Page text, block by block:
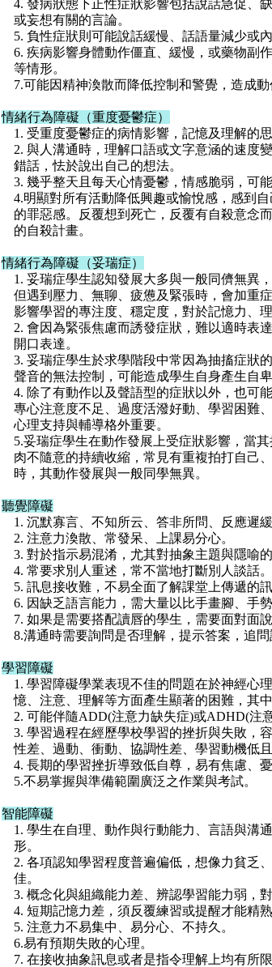
4. 發病狀態下正性症狀影響包括說話急促、
或妄想有關的言論。
5. 負性症狀則可能說話緩慢、話語量減少或內
6. 疾病影響身體動作僵直、緩慢，或藥物副
等情形。
7.可能因精神渙散而降低控制和警覺，造成動
情緒行為障礙（重度憂鬱症）
1. 受重度憂鬱症的病情影響，記憶及理解的
2. 與人溝通時，理解口語或文字意涵的速度
錯話，怯於說出自己的想法。
3. 幾乎整天且每天心情憂鬱，情感脆弱，可
4.明顯對所有活動降低興趣或愉悅感，感到
的罪惡感。反覆想到死亡，反覆有自殺意念
的自殺計畫。
情緒行為障礙（妥瑞症）
1. 妥瑞症學生認知發展大多與一般同儕無異
但遇到壓力、無聊、疲憊及緊張時，會加重
影響學習的專注度、穩定度，對於記憶力、
2. 會因為緊張焦慮而誘發症狀，難以適時表
開口表達。
3. 妥瑞症學生於求學階段中常因為抽搐症狀
聲音的無法控制，可能造成學生自身產生自
4. 除了有動作以及聲語型的症狀以外，也可
專心注意度不足、過度活潑好動、學習困難
心理支持與輔導格外重要。
5.妥瑞症學生在動作發展上受症狀影響，當
肉不隨意的持續收縮，常見有重複拍打自己
時，其動作發展與一般同學無異。
聽覺障礙
1. 沉默寡言、不知所云、答非所問、反應遲
2. 注意力渙散、常發呆、上課易分心。
3. 對於指示易混淆，尤其對抽象主題與隱喻
4. 常要求別人重述，常不當地打斷別人談話。
5. 訊息接收難，不易全面了解課堂上傳遞的
6. 因缺乏語言能力，需大量以比手畫腳、手
7. 如果是需要搭配讀唇的學生，需要面對面說
8.溝通時需要詢問是否理解，提示答案，追問
學習障礙
1. 學習障礙學業表現不佳的問題在於神經心
憶、注意、理解等方面產生顯著的困難，其
2. 可能伴隨ADD(注意力缺失症)或ADHD(注
3. 學習過程在經歷學校學習的挫折與失敗，
性差、過動、衝動、協調性差、學習動機低且
4. 長期的學習挫折導致低自尊，易有焦慮、憂
5.不易掌握與準備範圍廣泛之作業與考試。
智能障礙
1. 學生在自理、動作與行動能力、言語與溝
形。
2. 各項認知學習程度普遍偏低，想像力貧乏
佳。
3. 概念化與組織能力差、辨認學習能力弱，
4. 短期記憶力差，須反覆練習或提醒才能精熟
5. 注意力不易集中、易分心、不持久。
6.易有預期失敗的心理。
7. 在接收抽象訊息或者是指令理解上均有所